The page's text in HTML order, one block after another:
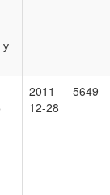
у
2011-
12-28
5649